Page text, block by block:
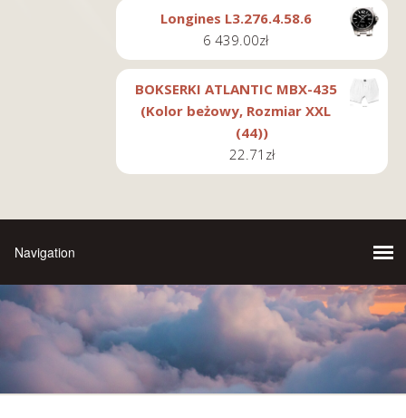
Longines L3.276.4.58.6
6 439.00zł
BOKSERKI ATLANTIC MBX-435
(Kolor beżowy, Rozmiar XXL
(44))
22.71 zł